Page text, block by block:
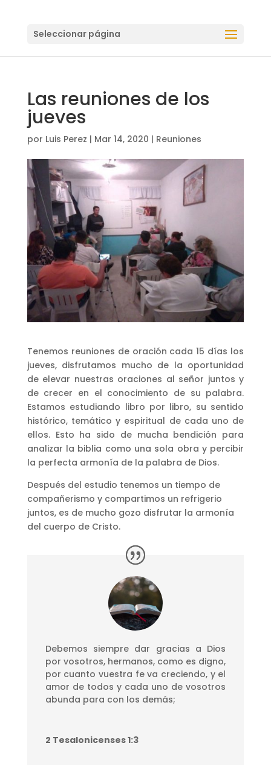
Seleccionar página
Las reuniones de los
jueves
por Luis Perez | Mar 14, 2020 | Reuniones
Tenemos reuniones de oración cada 15 días los
jueves, disfrutamos mucho de la oportunidad
de elevar nuestras oraciones al señor juntos y
de crecer en el conocimiento de su palabra.
Estamos estudiando libro por libro, su sentido
histórico, temático y espiritual de cada uno de
ellos. Esto ha sido de mucha bendición para
analizar la biblia como una sola obra y percibir
la perfecta armonía de la palabra de Dios.
Después del estudio tenemos un tiempo de
compañerismo y compartimos un refrigerio
juntos, es de mucho gozo disfrutar la armonía
del cuerpo de Cristo.
Debemos siempre dar gracias a Dios
por vosotros, hermanos, como es digno,
por cuanto vuestra fe va creciendo, y el
amor de todos y cada uno de vosotros
abunda para con los demás;
2 Tesalonicenses 1:3